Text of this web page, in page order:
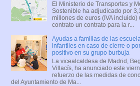
El Ministerio de Transportes y
Sostenible ha adjudicado por
millones de euros (IVA incluido)
contrato un contrato para la r...
Ayudas a familias de las
infantiles en caso de cierre o
positivo en su grupo burbuja
La vicealcaldesa de Madrid,
Villacís, ha anunciado este
refuerzo de las medidas de
del Ayuntamiento de Ma...